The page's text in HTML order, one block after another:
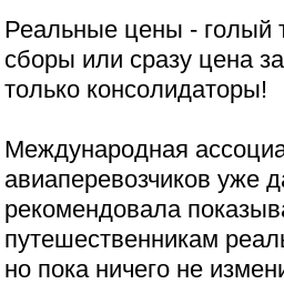
Реальные цены - голый
сборы или сразу цена
только консолидаторы!
Международная
авиаперевозчиков уже
рекомендовала
путешественникам
но пока ничего не